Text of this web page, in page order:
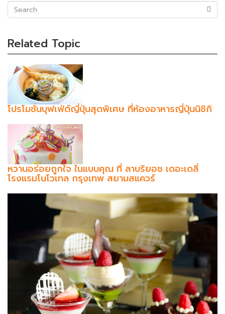
Related Topic
โปรโมชั่นบุฟเฟ่ต์ญี่ปุ่นสุดพิเศษ ที่ห้องอาหารญี่ปุ่นนิชิกิ
หวานอร่อยถูกใจ ในแบบคุณ ที่ ลาบริยอช เดอะเดลี่
โรงแรมโนโวเทล กรุงเทพ สยามสแควร์